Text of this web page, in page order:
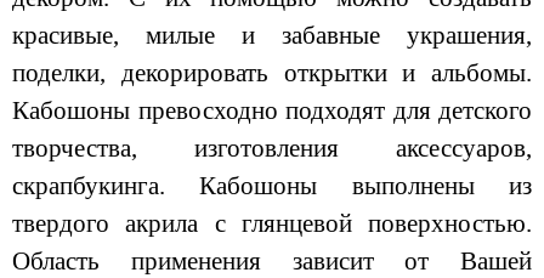
красивые, милые и забавные украшения,
поделки, декорировать открытки и альбомы.
Кабошоны превосходно подходят для детского
творчества, изготовления аксессуаров,
скрапбукинга. Кабошоны выполнены из
твердого акрила с глянцевой поверхностью.
Область применения зависит от Вашей